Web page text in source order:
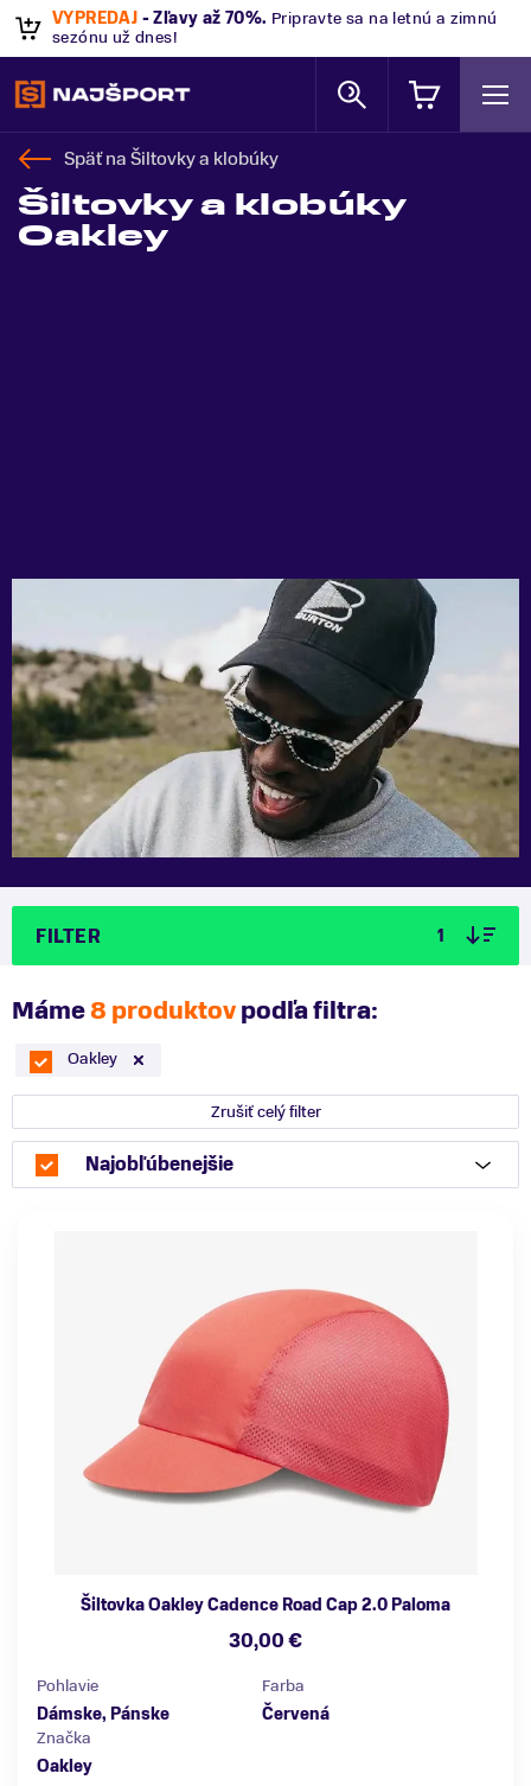
VÝPREDAJ - Zľavy až 70%. Pripravte sa na letnú a zimnú
sezónu už dnes!
Späť naŠiltovky a klobúky
Šiltovky a klobúky
Oakley
FILTER 1
Máme8 produktovpodľa filtra:
Oakley
Zrušiť celý filter
Najobľúbenejšie
Šiltovka Oakley Cadence Road Cap 2.0 Paloma
30,00 €
Pohlavie
Dámske, Pánske
Farba
Červená
Značka
Oakley